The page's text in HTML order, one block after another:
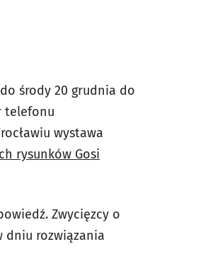
środy 20 grudnia do
telefonu
wystawa
rysunków Gosi
Zwycięzcy o
dniu rozwiązania